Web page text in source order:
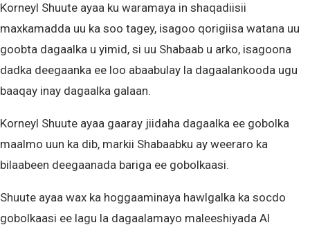
Korneyl Shuute ayaa ku waramaya in shaqadiisii
maxkamadda uu ka soo tagey, isagoo qorigiisa watana uu
goobta dagaalka u yimid, si uu Shabaab u arko, isagoona
dadka deegaanka ee loo abaabulay la dagaalankooda ugu
baaqay inay dagaalka galaan.
Korneyl Shuute ayaa gaaray jiidaha dagaalka ee gobolka
maalmo uun ka dib, markii Shabaabku ay weeraro ka
bilaabeen deegaanada bariga ee gobolkaasi.
Shuute ayaa wax ka hoggaaminaya hawlgalka ka socdo
gobolkaasi ee lagu la dagaalamayo maleeshiyada Al